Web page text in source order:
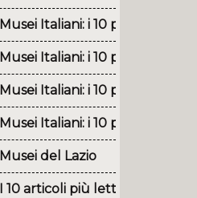
Musei Italiani: i 10 post più
Musei Italiani: i 10 post più
Musei Italiani: i 10 post più
Musei Italiani: i 10 post più
Musei del Lazio
I 10 articoli più letti nel 2017